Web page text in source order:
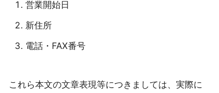
営業開始日
新住所
電話・FAX番号
これら本文の文章表現等につきましては、実際に